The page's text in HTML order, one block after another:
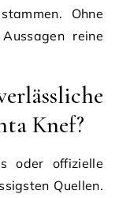
Ohne
reine
Knef?
oder offizielle
Quellen.